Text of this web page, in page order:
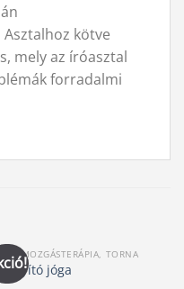
kötve
mely az íróasztal
forradalmi
MOZGÁSTERÁPIA, TORNA
jóga